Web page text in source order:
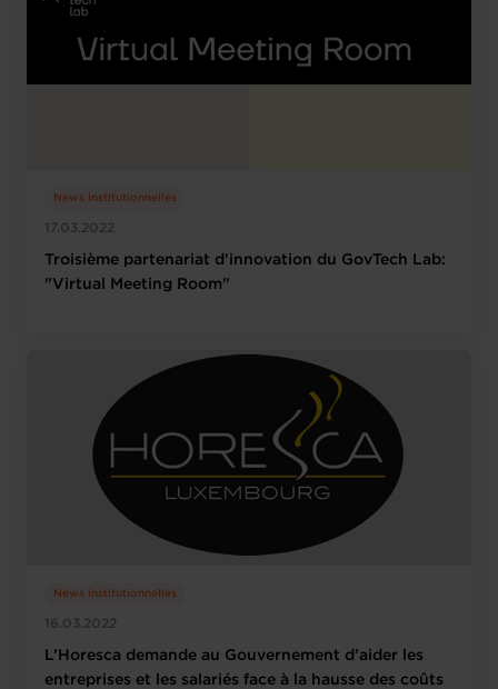
17.03.2022
News institutionnelles
Troisième partenariat d'innovation du GovTech Lab:
"Virtual Meeting Room"
16.03.2022
News institutionnelles
L’Horesca demande au Gouvernement d’aider les
entreprises et les salariés face à la hausse des coûts